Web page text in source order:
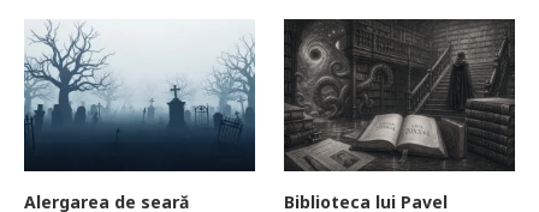
Alergarea de seară Biblioteca lui Pavel